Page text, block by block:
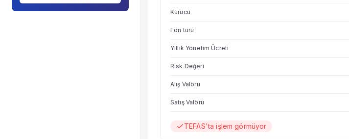
Kurucu
Fon türü
Yıllık Yönetim Ücreti
Risk Değeri
Alış Valörü
Satış Valörü
TEFAS'ta işlem görmüyor